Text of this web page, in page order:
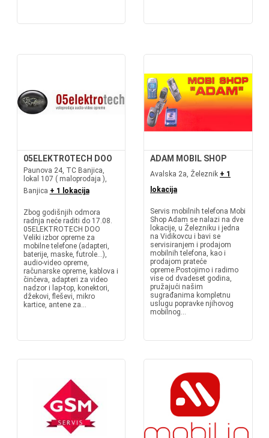
05ELEKTROTECH DOO
Paunova 24, TC Banjica,
lokal 107 ( maloprodaja ),
Banjica + 1 lokacija
Zbog godišnjih odmora
radnja neće raditi do 17.08.
05ELEKTROTECH DOO
Veliki izbor opreme za
mobilne telefone (adapteri,
baterije, maske, futrole...),
audio-video opreme,
računarske opreme, kablova i
činčeva, adapteri za video
nadzor i lap-top, konektori,
džekovi, fleševi, mikro
kartice, antene za...
ADAM MOBIL SHOP
Avalska 2a, Železnik + 1
lokacija
Servis mobilnih telefona Mobi
Shop Adam se nalazi na dve
lokacije, u Železniku i jedna
na Vidikovcu i bavi se
servisiranjem i prodajom
mobilnih telefona, kao i
prodajom prateće
opreme.Postojimo i radimo
vise od dvadeset godina,
pružajući našim
sugrađanima kompletnu
uslugu popravke njihovog
mobilnog...